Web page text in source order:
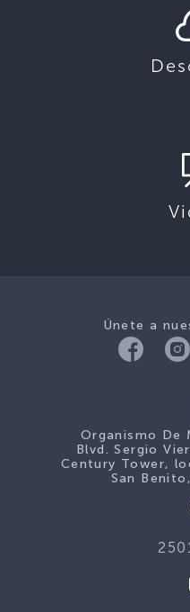
Únete a
Organismo De
Blvd. Sergio
Century Tower,
San